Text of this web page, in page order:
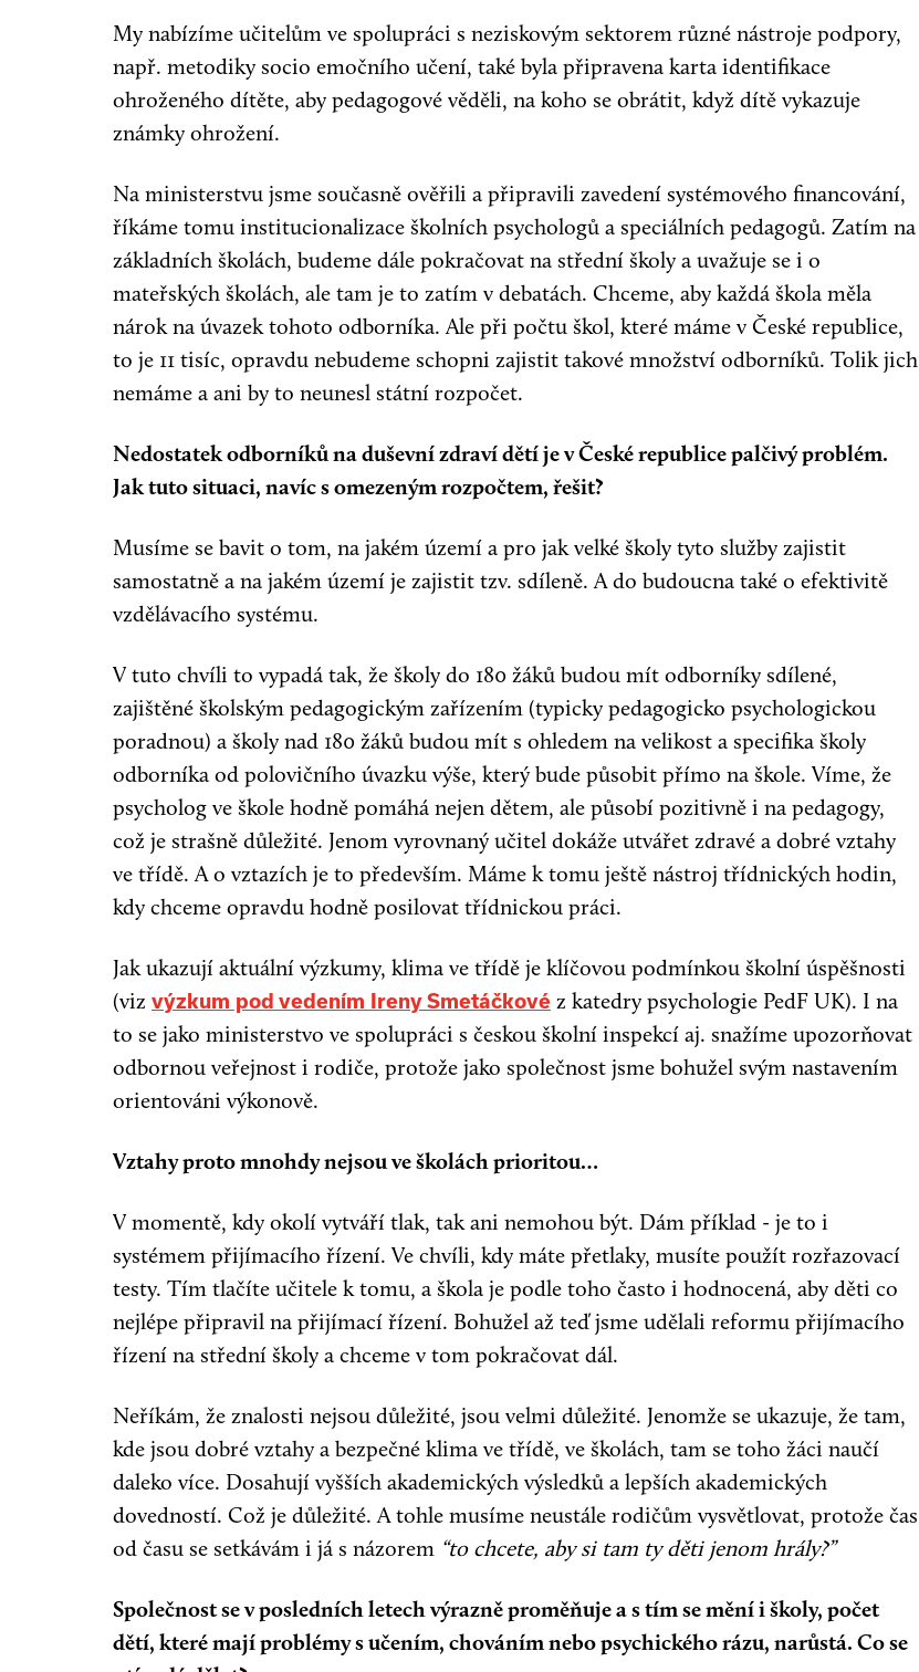
My nabízíme učitelům ve spolupráci s neziskovým sektorem různé nástroje podpory,
např. metodiky socio emočního učení, také byla připravena karta identifikace
ohroženého dítěte, aby pedagogové věděli, na koho se obrátit, když dítě vykazuje
známky ohrožení.
Na ministerstvu jsme současně ověřili a připravili zavedení systémového financování,
říkáme tomu institucionalizace školních psychologů a speciálních pedagogů. Zatím na
základních školách, budeme dále pokračovat na střední školy a uvažuje se i o
mateřských školách, ale tam je to zatím v debatách. Chceme, aby každá škola měla
nárok na úvazek tohoto odborníka. Ale při počtu škol, které máme v České republice,
to je 11 tisíc, opravdu nebudeme schopni zajistit takové množství odborníků. Tolik jich
nemáme a ani by to neunesl státní rozpočet.
Nedostatek odborníků na duševní zdraví dětí je v České republice palčivý problém.
Jak tuto situaci, navíc s omezeným rozpočtem, řešit?
Musíme se bavit o tom, na jakém území a pro jak velké školy tyto služby zajistit
samostatně a na jakém území je zajistit tzv. sdíleně. A do budoucna také o efektivitě
vzdělávacího systému.
V tuto chvíli to vypadá tak, že školy do 180 žáků budou mít odborníky sdílené,
zajištěné školským pedagogickým zařízením (typicky pedagogicko psychologickou
poradnou) a školy nad 180 žáků budou mít s ohledem na velikost a specifika školy
odborníka od polovičního úvazku výše, který bude působit přímo na škole. Víme, že
psycholog ve škole hodně pomáhá nejen dětem, ale působí pozitivně i na pedagogy,
což je strašně důležité. Jenom vyrovnaný učitel dokáže utvářet zdravé a dobré vztahy
ve třídě. A o vztazích je to především. Máme k tomu ještě nástroj třídnických hodin,
kdy chceme opravdu hodně posilovat třídnickou práci.
Jak ukazují aktuální výzkumy, klima ve třídě je klíčovou podmínkou školní úspěšnosti
(viz výzkum pod vedením Ireny Smetáčkové z katedry psychologie PedF UK). I na
to se jako ministerstvo ve spolupráci s českou školní inspekcí aj. snažíme upozorňovat
odbornou veřejnost i rodiče, protože jako společnost jsme bohužel svým nastavením
orientováni výkonově.
Vztahy proto mnohdy nejsou ve školách prioritou…
V momentě, kdy okolí vytváří tlak, tak ani nemohou být. Dám příklad - je to i
systémem přijímacího řízení. Ve chvíli, kdy máte přetlaky, musíte použít rozřazovací
testy. Tím tlačíte učitele k tomu, a škola je podle toho často i hodnocená, aby děti co
nejlépe připravil na přijímací řízení. Bohužel až teď jsme udělali reformu přijímacího
řízení na střední školy a chceme v tom pokračovat dál.
Neříkám, že znalosti nejsou důležité, jsou velmi důležité. Jenomže se ukazuje, že tam,
kde jsou dobré vztahy a bezpečné klima ve třídě, ve školách, tam se toho žáci naučí
daleko více. Dosahují vyšších akademických výsledků a lepších akademických
dovedností. Což je důležité. A tohle musíme neustále rodičům vysvětlovat, protože čas
od času se setkávám i já s názorem “to chcete, aby si tam ty děti jenom hrály?”
Společnost se v posledních letech výrazně proměňuje a s tím se mění i školy, počet
dětí, které mají problémy s učením, chováním nebo psychického rázu, narůstá. Co se